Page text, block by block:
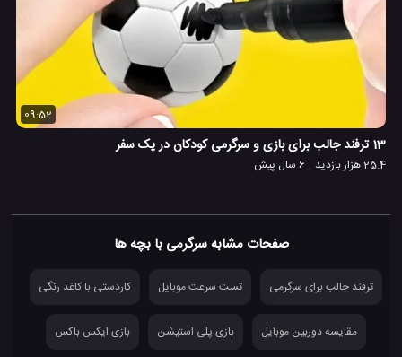
09:52
13 ترفند جالب برای بازی و سرگرمی کودکان در یک سفر
25.4 هزار بازدید 6 سال پیش
صفحات مشابه سرگرمی با بچه ها
ترفند جالب برای سرگرمی تست سرعت موبایل کاردستی با کاغذ رنگی
مقایسه دوربین موبایل بازی پلی استیشن بازی ایکس باکس